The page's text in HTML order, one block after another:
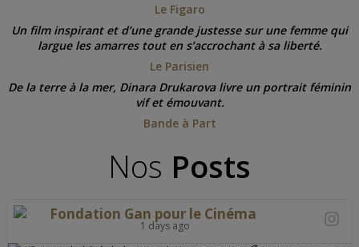
Le Figaro
Un film inspirant et d’une grande justesse sur une femme qui
largue les amarres tout en s’accrochant à sa liberté.
Le Parisien
De la terre à la mer, Dinara Drukarova livre un portrait féminin
vif et émouvant.
Bande à Part
Nos Posts
Fondation Gan pour le Cinéma
1 days ago